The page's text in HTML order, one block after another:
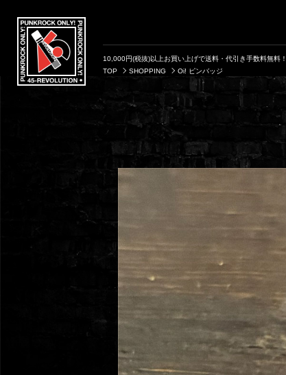
10,000円(税抜)以上お買い上げで送料・代引き手数料無料
TOP
SHOPPING Oi! ピンバッジ